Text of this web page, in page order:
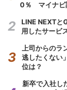
0％ マイナビ
LINE NEXTと
用したサービ
上司からの
逃したくない
位は？
新卒で入社し